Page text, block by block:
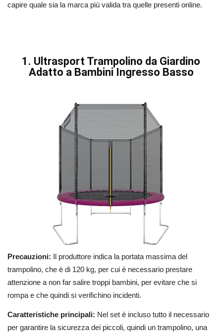
capire quale sia la marca più valida tra quelle presenti online.
1. Ultrasport Trampolino da Giardino
Adatto a Bambini Ingresso Basso
Precauzioni: Il produttore indica la portata massima del
trampolino, che è di 120 kg, per cui è necessario prestare
attenzione a non far salire troppi bambini, per evitare che si
rompa e che quindi si verifichino incidenti.
Caratteristiche principali: Nel set è incluso tutto il necessario
per garantire la sicurezza dei piccoli, quindi un trampolino, una